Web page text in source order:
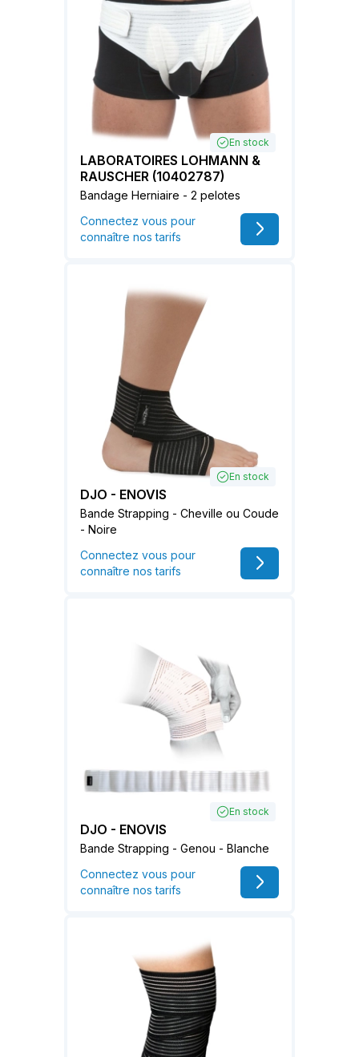
En stock
LABORATOIRES LOHMANN &
RAUSCHER (10402787)
Bandage Herniaire - 2 pelotes
Connectez vous pour
connaître nos tarifs
En stock
DJO - ENOVIS
Bande Strapping - Cheville ou Coude
- Noire
Connectez vous pour
connaître nos tarifs
En stock
DJO - ENOVIS
Bande Strapping - Genou - Blanche
Connectez vous pour
connaître nos tarifs